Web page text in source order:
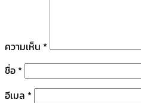
ความเห็น *
ชื่อ *
อีเมล *